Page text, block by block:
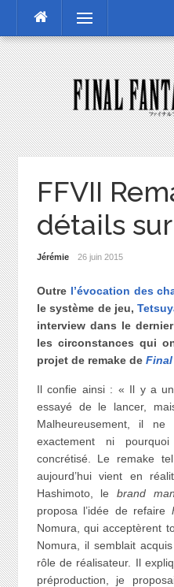
content
Menu
FFVII
détails
Jérémie 26 juin 2015
Outre l’évocation des
le système de jeu,
interview dans le
les circonstances qui
projet de remake de Final
Il confie ainsi : « Il y a un
essayé de le lancer,
Malheureusement, il
exactement ni
concrétisé. Le remake
aujourd’hui vient en
Hashimoto, lebrand
proposa l’idée de refaire
Nomura, qui acceptèrent
Nomura, il semblait
rôle de réalisateur. Il
préproduction, je